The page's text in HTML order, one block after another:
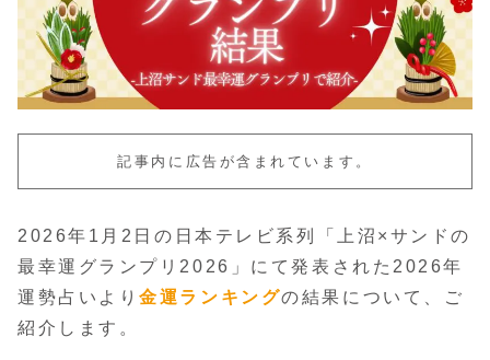
記事内に広告が含まれています。
2026年1月2日の日本テレビ系列「上沼×サンドの
最幸運グランプリ2026」にて発表された2026年
運勢占いより金運ランキングの結果について、ご
紹介します。